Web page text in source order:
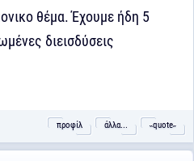
θέμα. Έχουμε ήδη 5
διεισδύσεις
προφίλ άλλα... ˵quote˶